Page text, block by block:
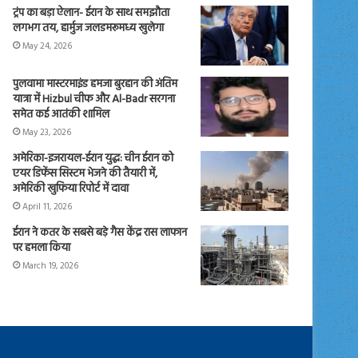
ट्रंप का बड़ा ऐलान- ईरान के साथ समझौता
लगभग तय, हार्मुज जलडमरूमध्य खुलेगा
May 24, 2026
पुलवामा मास्टरमाइंड हमजा बुरहान की अंतिम
यात्रा में Hizbul चीफ और Al-Badr सरगना
समेत कई आतंकी शामिल
May 23, 2026
अमेरिका-इजरायल-ईरान युद्ध: चीन ईरान को
एयर डिफेंस सिस्टम भेजने की तैयारी में,
अमेरिकी खुफिया रिपोर्ट में दावा
April 11, 2026
ईरान ने कतर के सबसे बड़े गैस केंद्र रास लाफान
पर हमला किया
March 19, 2026